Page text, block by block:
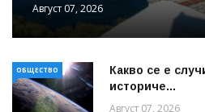
Август 07, 2026
ОБЩЕСТВО
Какво се е
историче...
Август 07, 2026